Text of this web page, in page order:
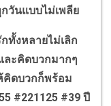
วันแบบไม่เพลีย
งหลายไม่เลิก
ละคิดบวกมากๆ
คิดบวกก็พร้อม
#221125 #39 ปี